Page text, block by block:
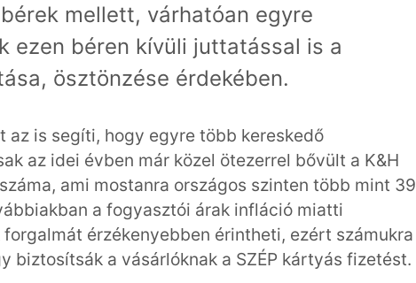
mellett, várhatóan egyre
ezen béren kívüli juttatással is a
ösztönzése érdekében.
az is segíti, hogy egyre több kereskedő
az idei évben már közel ötezerrel bővült a K&H
ami mostanra országos szinten több mint 39
a fogyasztói árak infláció miatti
érzékenyebben érintheti, ezért számukra
biztosítsák a vásárlóknak a SZÉP kártyás fizetést.